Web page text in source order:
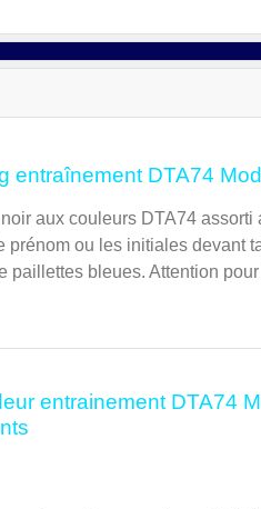
entraînement DTA74
aux couleurs DTA74
prénom ou les initiales devant
paillettes bleues. Attention
entrainement DTA74